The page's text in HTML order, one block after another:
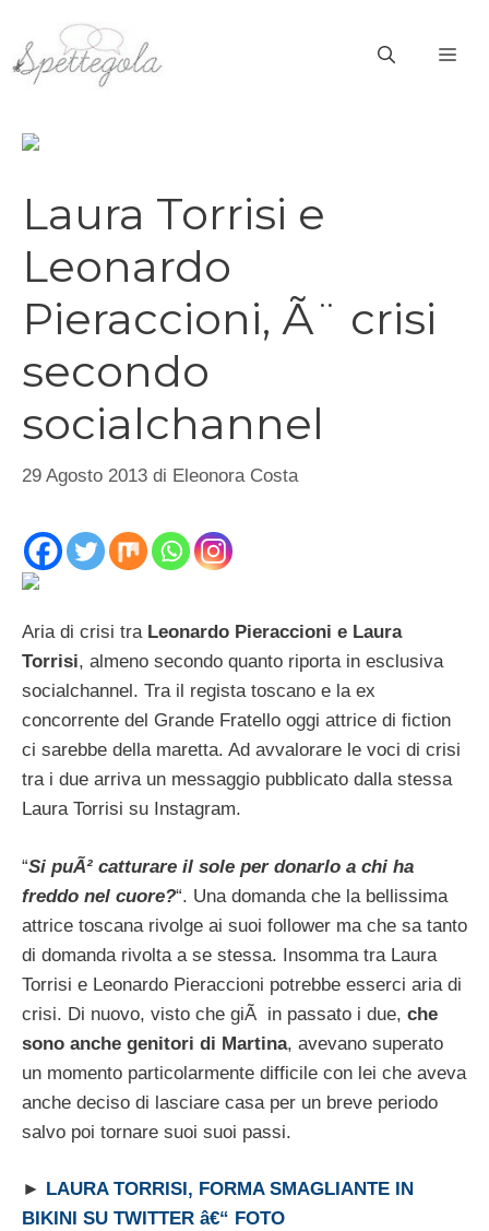
contenuto
Laura Torrisi e
Leonardo
Pieraccioni, Ã¨ crisi
secondo
socialchannel
29 Agosto 2013 di Eleonora Costa
Aria di crisi tra Leonardo Pieraccioni e Laura
Torrisi, almeno secondo quanto riporta in esclusiva
socialchannel. Tra il regista toscano e la ex
concorrente del Grande Fratello oggi attrice di fiction
ci sarebbe della maretta. Ad avvalorare le voci di crisi
tra i due arriva un messaggio pubblicato dalla stessa
Laura Torrisi su Instagram.
“Si puÃ² catturare il sole per donarlo a chi ha
freddo nel cuore?“. Una domanda che la bellissima
attrice toscana rivolge ai suoi follower ma che sa tanto
di domanda rivolta a se stessa. Insomma tra Laura
Torrisi e Leonardo Pieraccioni potrebbe esserci aria di
crisi. Di nuovo, visto che giÃ in passato i due, che
sono anche genitori di Martina, avevano superato
un momento particolarmente difficile con lei che aveva
anche deciso di lasciare casa per un breve periodo
salvo poi tornare suoi suoi passi.
► LAURA TORRISI, FORMA SMAGLIANTE IN
BIKINI SU TWITTER â€“ FOTO